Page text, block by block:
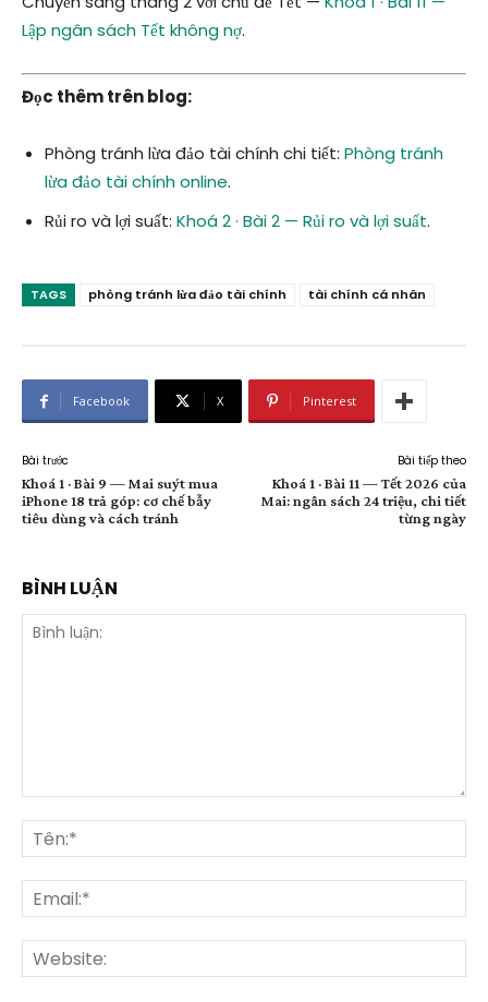
Lập ngân sách Tết không nợ.
Đọc thêm trên blog:
Phòng tránh lừa đảo tài chính chi tiết: Phòng tránh
lừa đảo tài chính online.
Rủi ro và lợi suất: Khoá 2 · Bài 2 — Rủi ro và lợi suất.
TAGS phòng tránh lừa đảo tài chính tài chính cá nhân
Facebook X Pinterest
Bài trước
Khoá 1 · Bài 9 — Mai suýt mua
iPhone 18 trả góp: cơ chế bẫy
tiêu dùng và cách tránh
Bài tiếp theo
Khoá 1 · Bài 11 — Tết 2026 của
Mai: ngân sách 24 triệu, chi tiết
từng ngày
BÌNH LUẬN
luận: